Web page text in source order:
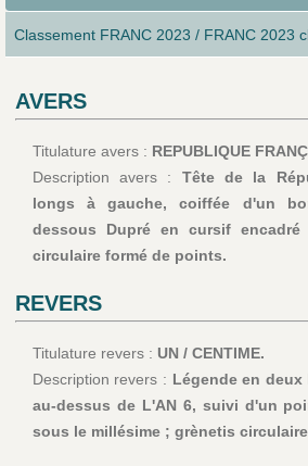
Classement FRANC 2023 / FRANC 2023
AVERS
Titulature avers : REPUBLIQUE
Description avers : Tête de la
longs à gauche, coiffée d'un
dessous Dupré en cursif
circulaire formé de points.
REVERS
Titulature revers : UN / CENTIME.
Description revers : Légende en
au-dessus de L'AN 6, suivi d'un
sous le millésime ; grènetis